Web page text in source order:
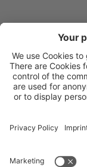
Via di Mezzo ai